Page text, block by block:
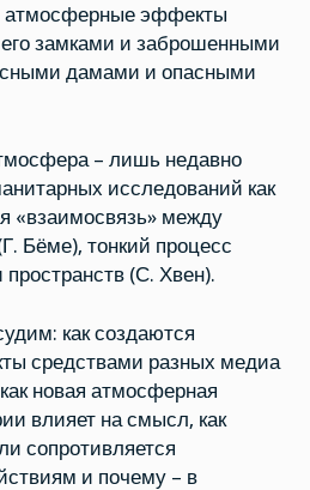
атмосферные эффекты
его замками и заброшенными
дамами и опасными
– лишь недавно
исследований как
«взаимосвязь» между
Бёме), тонкий процесс
(С. Хвен).
как создаются
средствами разных медиа
новая атмосферная
влияет на смысл, как
сопротивляется
и почему – в